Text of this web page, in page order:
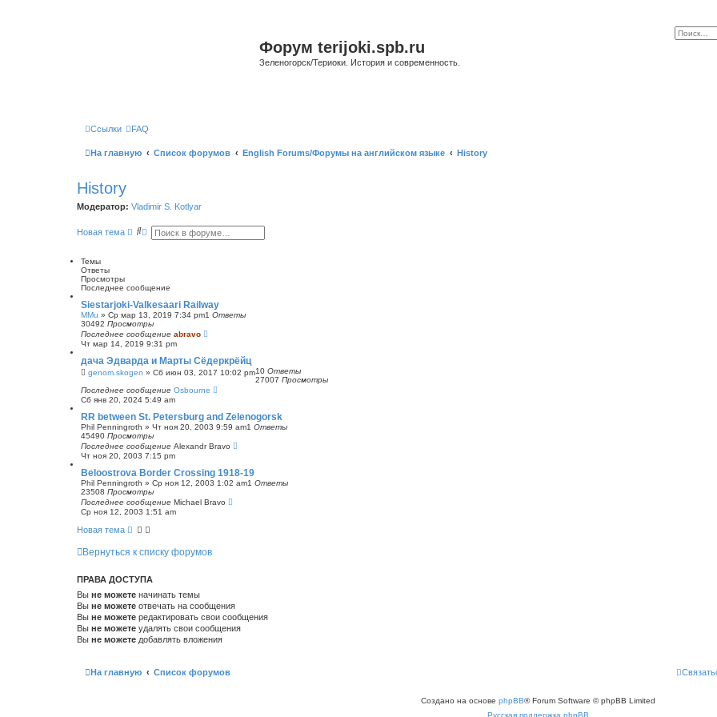
Форум terijoki.spb.ru
Зеленогорск/Териоки. История и современность.
Ссылки FAQ
На главную Список форумов English Forums/Форумы на английском языке History
History
Модератор: Vladimir S. Kotlyar
Новая тема
П Р
е
н
ы
й
п
о
с
к
Темы
Ответы
Просмотры
Последнее сообщение
Siestarjoki-Valkesaari Railway
MMu » Ср мар 13, 2019 7:34 pm1 Ответы
30492 Просмотры
Последнее сообщение abravo
Чт мар 14, 2019 9:31 pm
дача Эдварда и Марты Сёдеркрёйц
genom.skogen » Сб июн 03, 2017 10:02 pm10 Ответы
27007 Просмотры
Последнее сообщение Osbourne
Сб янв 20, 2024 5:49 am
RR between St. Petersburg and Zelenogorsk
Phil Penningroth » Чт ноя 20, 2003 9:59 am1 Ответы
45490 Просмотры
Последнее сообщение Alexandr Bravo
Чт ноя 20, 2003 7:15 pm
Beloostrova Border Crossing 1918-19
Phil Penningroth » Ср ноя 12, 2003 1:02 am1 Ответы
23508 Просмотры
Последнее сообщение Michael Bravo
Ср ноя 12, 2003 1:51 am
Новая тема
Вернуться к списку форумов
ПРАВА ДОСТУПА
Вы не можете начинать темы
Вы не можете отвечать на сообщения
Вы не можете редактировать свои сообщения
Вы не можете удалять свои сообщения
Вы не можете добавлять вложения
На главную Список форумов
Создано на основе phpBB® Forum Software © phpBB Limited
Русская поддержка phpBB